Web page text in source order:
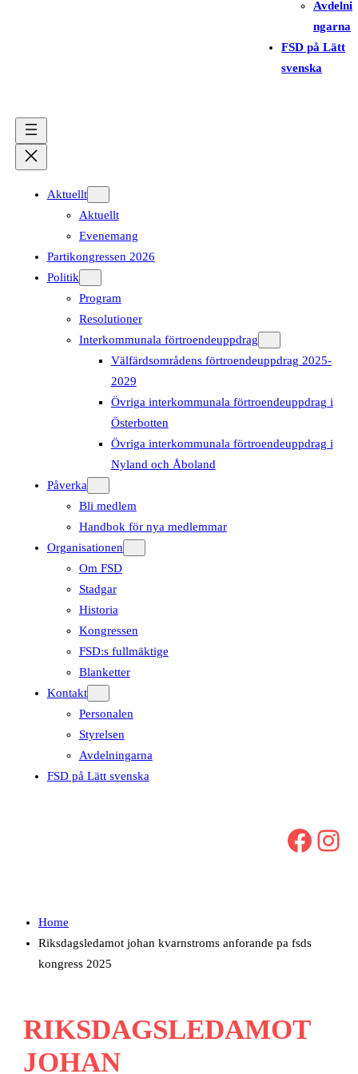
Avdelni
ngarna
FSD på Lätt
svenska
Aktuellt
Aktuellt
Evenemang
Partikongressen 2026
Politik
Program
Resolutioner
Interkommunala förtroendeuppdrag
Välfärdsområdens förtroendeuppdrag 2025-
2029
Övriga interkommunala förtroendeuppdrag i
Österbotten
Övriga interkommunala förtroendeuppdrag i
Nyland och Åboland
Påverka
Bli medlem
Handbok för nya medlemmar
Organisationen
Om FSD
Stadgar
Historia
Kongressen
FSD:s fullmäktige
Blanketter
Kontakt
Personalen
Styrelsen
Avdelningarna
FSD på Lätt svenska
Facebook Instagram
Home
Riksdagsledamot johan kvarnstroms anforande pa fsds
kongress 2025
RIKSDAGSLEDAMOT
JOHAN